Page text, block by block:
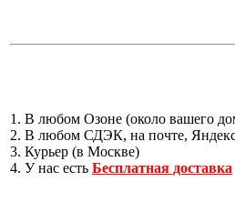
1. В любом Озоне (около вашего
2. В любом СДЭК, на почте, Яндекс
3. Курьер (в Москве)
4. У нас есть Бесплатная доставка